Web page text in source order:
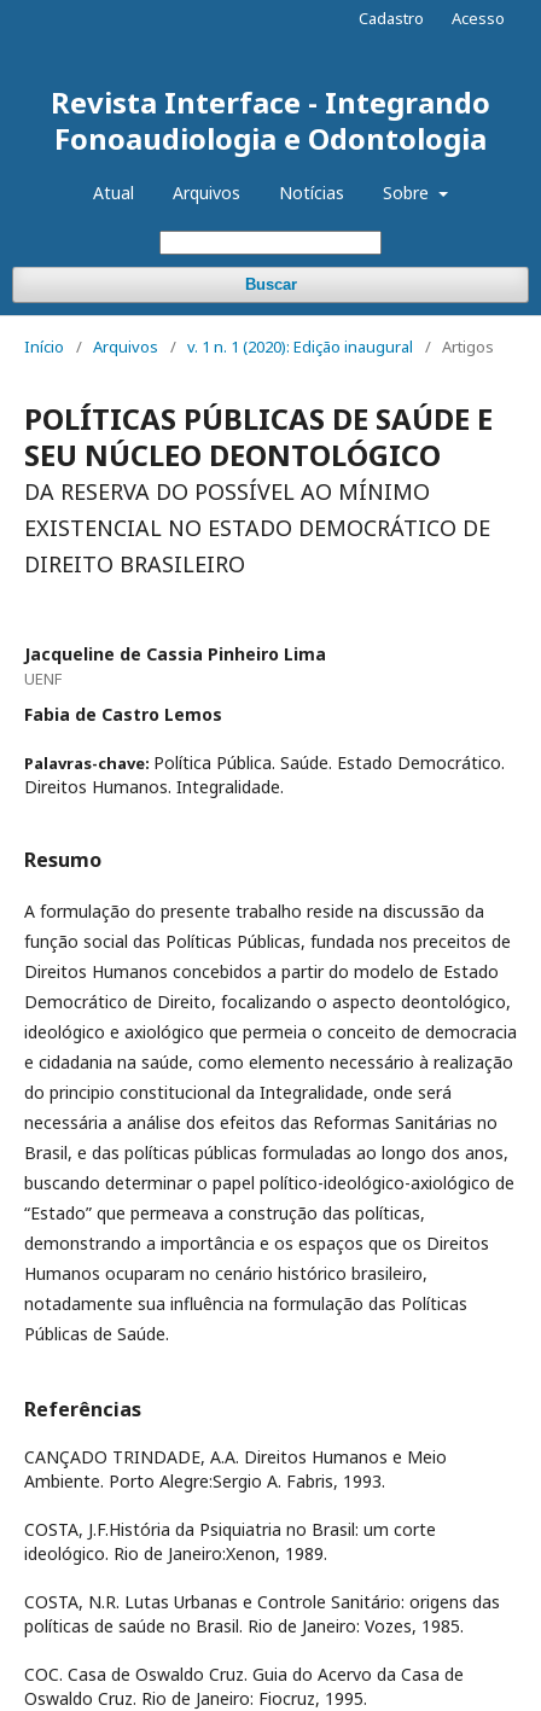
Revista Interface - Integrando
Fonoaudiologia e Odontologia
Atual Arquivos Notícias Sobre
Buscar
Cadastro Acesso
Início / Arquivos / v. 1 n. 1 (2020): Edição inaugural / Artigos
POLÍTICAS PÚBLICAS DE SAÚDE E
SEU NÚCLEO DEONTOLÓGICO
DA RESERVA DO POSSÍVEL AO MÍNIMO
EXISTENCIAL NO ESTADO DEMOCRÁTICO DE
DIREITO BRASILEIRO
Jacqueline de Cassia Pinheiro Lima
UENF
Fabia de Castro Lemos
Palavras-chave: Política Pública. Saúde. Estado Democrático.
Direitos Humanos. Integralidade.
Resumo
A formulação do presente trabalho reside na discussão da
função social das Políticas Públicas, fundada nos preceitos de
Direitos Humanos concebidos a partir do modelo de Estado
Democrático de Direito, focalizando o aspecto deontológico,
ideológico e axiológico que permeia o conceito de democracia
e cidadania na saúde, como elemento necessário à realização
do principio constitucional da Integralidade, onde será
necessária a análise dos efeitos das Reformas Sanitárias no
Brasil, e das políticas públicas formuladas ao longo dos anos,
buscando determinar o papel político-ideológico-axiológico de
“Estado” que permeava a construção das políticas,
demonstrando a importância e os espaços que os Direitos
Humanos ocuparam no cenário histórico brasileiro,
notadamente sua influência na formulação das Políticas
Públicas de Saúde.
Referências
CANÇADO TRINDADE, A.A. Direitos Humanos e Meio
Ambiente. Porto Alegre:Sergio A. Fabris, 1993.
COSTA, J.F.História da Psiquiatria no Brasil: um corte
ideológico. Rio de Janeiro:Xenon, 1989.
COSTA, N.R. Lutas Urbanas e Controle Sanitário: origens das
políticas de saúde no Brasil. Rio de Janeiro: Vozes, 1985.
COC. Casa de Oswaldo Cruz. Guia do Acervo da Casa de
Oswaldo Cruz. Rio de Janeiro: Fiocruz, 1995.